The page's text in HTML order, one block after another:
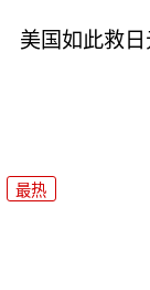
美国如此救日
最热